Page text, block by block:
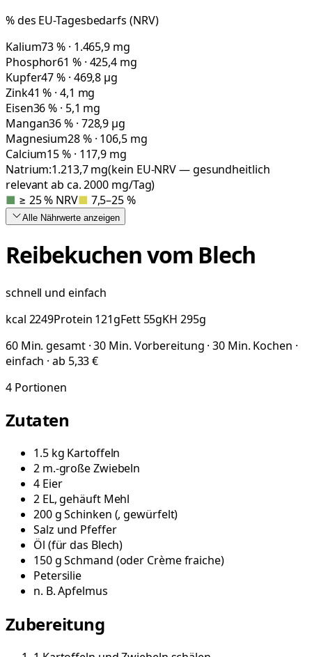
% des EU-Tagesbedarfs (NRV)
Kalium73 % · 1.465,9 mg
Phosphor61 % · 425,4 mg
Kupfer47 % · 469,8 µg
Zink41 % · 4,1 mg
Eisen36 % · 5,1 mg
Mangan36 % · 728,9 µg
Magnesium28 % · 106,5 mg
Calcium15 % · 117,9 mg
Natrium:1.213,7mg(kein EU-NRV — gesundheitlich
relevant ab ca. 2000 mg/Tag)
■ ≥ 25 % NRV■ 7,5–25 %
Alle Nährwerte anzeigen
Reibekuchen vom Blech
schnell und einfach
kcal 2249Protein 121gFett 55gKH 295g
60 Min. gesamt · 30 Min. Vorbereitung · 30 Min. Kochen ·
einfach · ab 5,33 €
4 Portionen
Zutaten
1.5 kg Kartoffeln
2 m.-großeZwiebeln
4 Eier
2 EL, gehäuft Mehl
200gSchinken (, gewürfelt)
Salz und Pfeffer
Öl (für das Blech)
150gSchmand (oder Crème fraiche)
Petersilie
n. B.Apfelmus
Zubereitung